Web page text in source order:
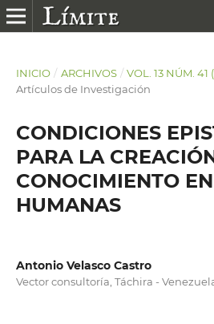
INICIO / ARCHIVOS / VOL. 13 NÚM. 41
Artículos de Investigación
CONDICIONES
PARA LA
CONOCIMIENTO
HUMANAS
Antonio Velasco Castro
Vector consultoría, Táchira -